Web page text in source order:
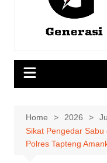
Home 2026
Sikat Pengedar
Polres Tapteng